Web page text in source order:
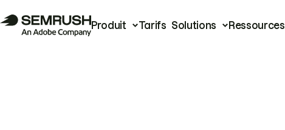
Produit Tarifs Solutions Ressources